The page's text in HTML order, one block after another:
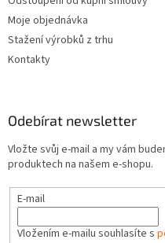
Moje objednávka
Stažení výrobků z trhu
Kontakty
Odebírat newsletter
Vložte svůj e-mail a my vám
produktech na našem e-shopu.
E-mail
Vložením e-mailu souhlasíte s